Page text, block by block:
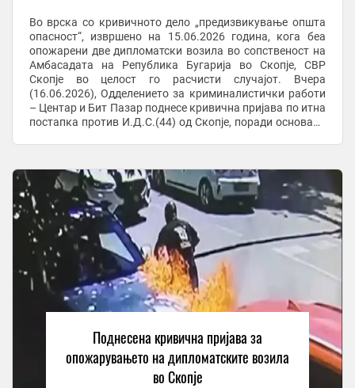
Во врска со кривичното дело „предизвикување општа
опасност“, извршено на 15.06.2026 година, кога беа
опожарени две дипломатски возила во сопственост на
Амбасадата на Република Бугарија во Скопје, СВР
Скопје во целост го расчисти случајот. Вчера
(16.06.2026), Одделението за криминалистички работи
– Центар и Бит Пазар поднесе кривична пријава по итна
постапка против И.Д.С.(44) од Скопје, поради основано
Поднесена кривична пријава за
опожарувањето на дипломатските возила
во Скопје